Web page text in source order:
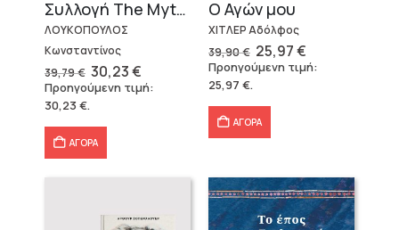
Συλλογή The Mythologist (2 βιβλία)
ΛΟΥΚΟΠΟΥΛΟΣ
Κωνσταντίνος
39,79€ Original
price
was:
39,79 €.
30,23€Η
τρέχουσα
τιμή
Προηγούμενη τιμή:
30,23€.
ΑΓΟΡΑ
Ο Αγών μου
ΧΙΤΛΕΡ Αδόλφος
39,90€ Original
price
was:
25,97€Η
τρέχουσα
τιμή
Προηγούμενη τιμή:
25,97 €.
ΑΓΟΡΑ